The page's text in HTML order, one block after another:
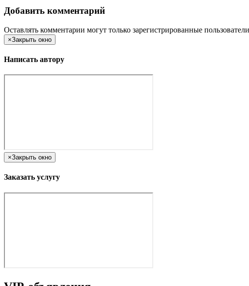
Добавить комментарий
Оставлять комментарии могут только зарегистрированные
×Закрыть окно
Написать автору
×Закрыть окно
Заказать услугу